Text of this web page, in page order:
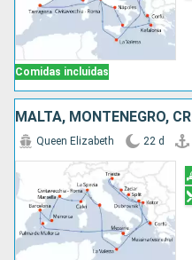
Comidas incluidas
Queen Elizabeth 22 d